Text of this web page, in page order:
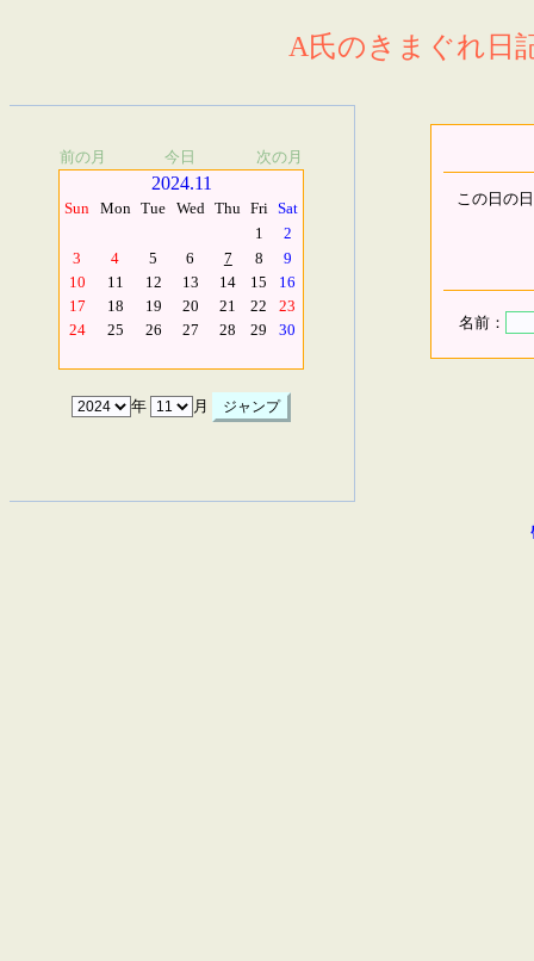
A氏のきまぐれ日
前の月 今日 次の月
2024.11
Sun Mon Tue Wed Thu Fri Sat
1
2
3
4 5 6 7 8
9
10
11 12 13 14 15
16
17
18 19 20 21 22
23
24
25 26 27 28 29 30
年 月
この日の
名前：